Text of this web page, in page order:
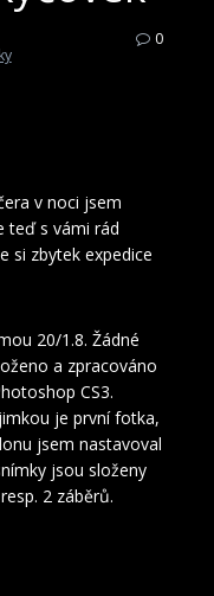
0
v noci jsem
teď s vámi rád
si zbytek expedice
20/1.8. Žádné
a zpracováno
CS3.
je první fotka,
jsem nastavoval
jsou složeny
2 záběrů.